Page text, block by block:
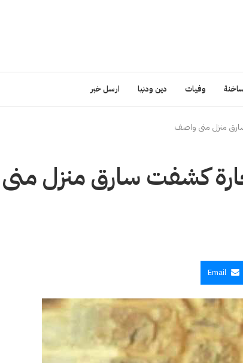
وفيات دين ودنيا ارسل خبر
منزل منى واصف
كشفت سارق منزل منى
Email